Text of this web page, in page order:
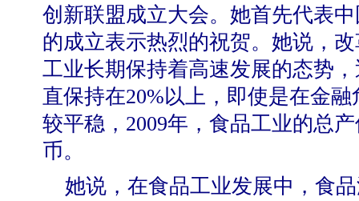
创新联盟成立大会。她首先代表
的成立表示热烈的祝贺。她说，
工业长期保持着高速发展的态势
直保持在20%以上，即使是在金融
较平稳， 2009年， 食品工业的总
币。
她说，在食品工业发展中，食品